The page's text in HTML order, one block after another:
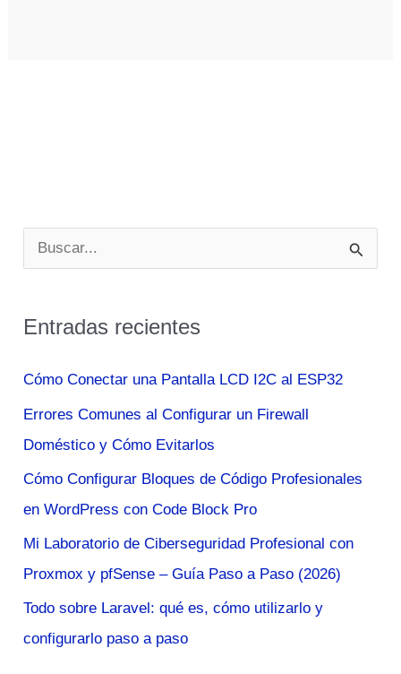
u
c
p
o
r
:
Entradas recientes
Cómo Conectar una Pantalla LCD I2C al ESP32
Errores Comunes al Configurar un Firewall
Doméstico y Cómo Evitarlos
Cómo Configurar Bloques de Código Profesionales
en WordPress con Code Block Pro
Mi Laboratorio de Ciberseguridad Profesional con
Proxmox y pfSense – Guía Paso a Paso (2026)
Todo sobre Laravel: qué es, cómo utilizarlo y
configurarlo paso a paso